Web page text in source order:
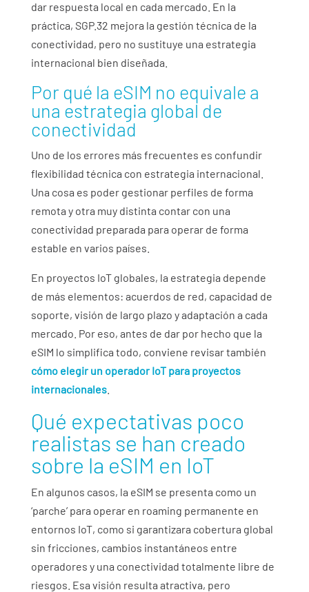
dar respuesta local en cada mercado. En la
práctica, SGP.32 mejora la gestión técnica de la
conectividad, pero no sustituye una estrategia
internacional bien diseñada.
Por qué la eSIM no equivale a
una estrategia global de
conectividad
Uno de los errores más frecuentes es confundir
flexibilidad técnica con estrategia internacional.
Una cosa es poder gestionar perfiles de forma
remota y otra muy distinta contar con una
conectividad preparada para operar de forma
estable en varios países.
En proyectos IoT globales, la estrategia depende
de más elementos: acuerdos de red, capacidad de
soporte, visión de largo plazo y adaptación a cada
mercado. Por eso, antes de dar por hecho que la
eSIM lo simplifica todo, conviene revisar también
cómo elegir un operador IoT para proyectos
internacionales.
Qué expectativas poco
realistas se han creado
sobre la eSIM en IoT
En algunos casos, la eSIM se presenta como un
‘parche’ para operar en roaming permanente en
entornos IoT, como si garantizara cobertura global
sin fricciones, cambios instantáneos entre
operadores y una conectividad totalmente libre de
riesgos. Esa visión resulta atractiva, pero